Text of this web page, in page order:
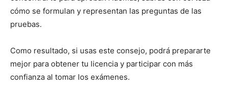
cómo se formulan y representan las preguntas de las
pruebas.
Como resultado, si usas este consejo, podrá prepararte
mejor para obtener tu licencia y participar con más
confianza al tomar los exámenes.